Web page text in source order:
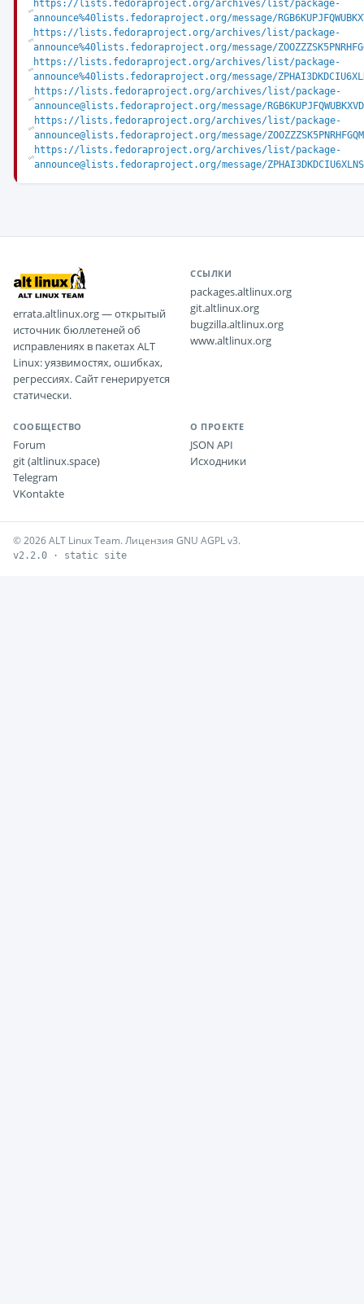
https://lists.fedoraproject.org/archives/list/package-
announce%40lists.fedoraproject.org/message/
https://lists.fedoraproject.org/archives/list/package-
announce%40lists.fedoraproject.org/message/
https://lists.fedoraproject.org/archives/list/package-
announce%40lists.fedoraproject.org/message/
https://lists.fedoraproject.org/archives/list/package-
announce@lists.fedoraproject.org/message/
https://lists.fedoraproject.org/archives/list/package-
announce@lists.fedoraproject.org/message/
https://lists.fedoraproject.org/archives/list/package-
announce@lists.fedoraproject.org/message/
errata.altlinux.org — открытый
источник бюллетеней об
исправлениях в пакетах ALT
Linux: уязвимостях, ошибках,
регрессиях. Сайт генерируется
статически.
ССЫЛКИ
packages.altlinux.org
git.altlinux.org
bugzilla.altlinux.org
www.altlinux.org
СООБЩЕСТВО
Forum
git (altlinux.space)
Telegram
VKontakte
О ПРОЕКТЕ
JSON API
Исходники
© 2026 ALT Linux Team. Лицензия GNU AGPL v3.
v2.2.0 · static site